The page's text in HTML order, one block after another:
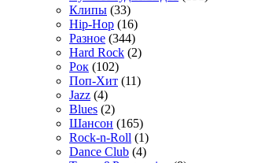
Клипы (33)
Hip-Hop (16)
Разное (344)
Hard Rock (2)
Рок (102)
Поп-Хит (11)
Jazz (4)
Blues (2)
Шансон (165)
Rock-n-Roll (1)
Dance Club (4)